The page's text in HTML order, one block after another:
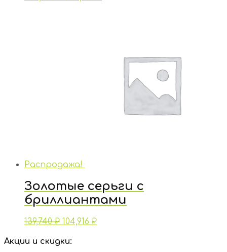
Распродажа!
Золотые серьги с
бриллиантами
139,740₽ 104,916 ₽
Акции и скидки: